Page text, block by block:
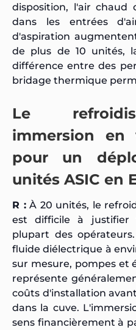
disposition, l'air chaud
dans les entrées
d'aspiration
de plus de 10 unités,
différence entre des
bridage thermique
Le
immersion en
pour un
unités ASIC en
R :À 20 unités, le
est difficile à justifier
plupart des
fluide diélectrique à
sur mesure, pompes et
représente
coûts d'installation
dans la cuve.
sens financièrement à